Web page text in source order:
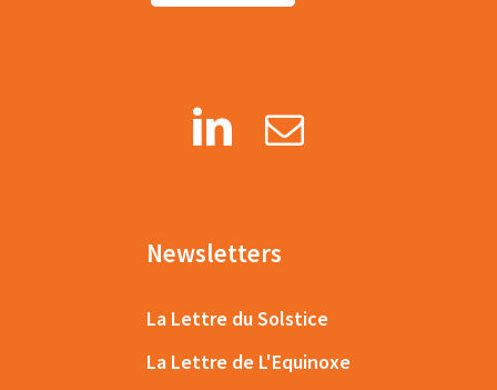
Newsletters
La Lettre du Solstice
La Lettre de L'Equinoxe